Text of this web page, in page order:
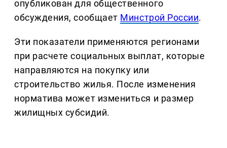
опубликован для общественного
обсуждения, сообщает Минстрой России.
Эти показатели применяются регионами
при расчете социальных выплат, которые
направляются на покупку или
строительство жилья. После изменения
норматива может измениться и размер
жилищных субсидий.